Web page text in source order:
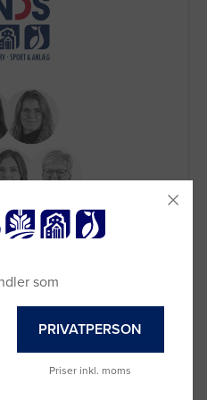
hjælp?
som
PRIVATPERSON
Priser inkl. moms